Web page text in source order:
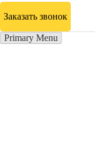
Заказать звонок
Primary Menu